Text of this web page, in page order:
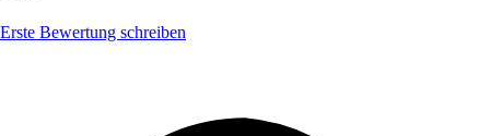
Erste Bewertung schreiben